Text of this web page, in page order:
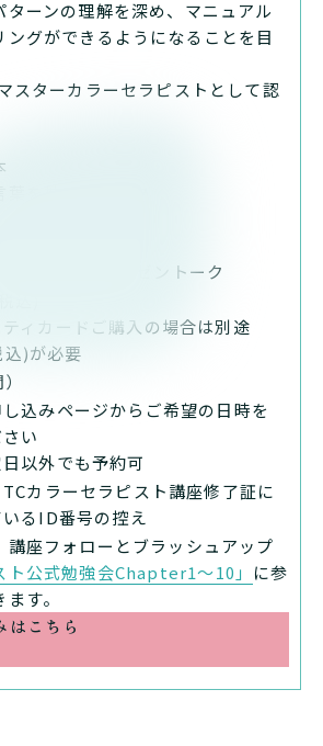
ターンの理解を深め、マニュアル
ングができるようになることを目
スターカラーセラピストとして認
を拡げるワーク
グの仕方
ング練習 ・プレゼントーク
込)
ィカードご購入の場合は別途
)が必要
込みページからご希望の日時を
い
以外でも予約可
カラーセラピスト講座修了証に
るID番号の控え
座フォローとブラッシュアップ
ト公式勉強会Chapter1〜10」 に参
す。
はこちら